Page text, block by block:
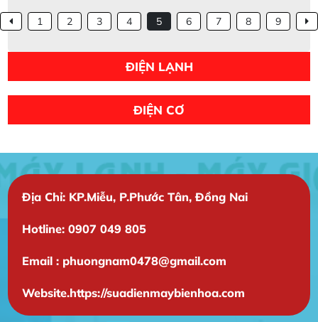
1 2 3 4 5 6 7 8 9
ĐIỆN LẠNH
ĐIỆN CƠ
Địa Chỉ: KP.Miễu, P.Phước Tân, Đồng Nai
Hotline: 0907 049 805
Email : phuongnam0478@gmail.com
Website.https://suadienmaybienhoa.com
Gia Đình lắp máy nóng lạnh
website
Anh An
Dự án nhà phố đẹp lên nhờ đội thợ điện từ dịch